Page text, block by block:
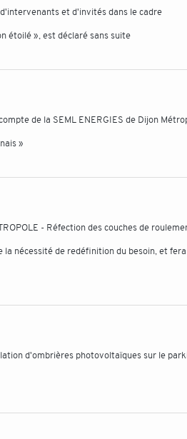
et d'invités dans le cadre
étoilé », est déclaré sans suite
de la SEML ENERGIES de Dijon
»
- Réfection des couches de
nécessité de redéfinition du besoin, et
d'ombrières photovoltaïques sur le